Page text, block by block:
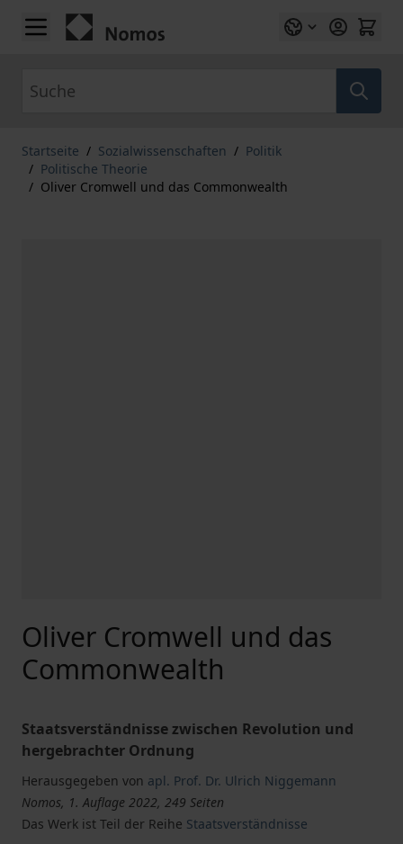
Zum Inhalt springen
Startseite / Sozialwissenschaften / Politik
/ Politische Theorie
/ Oliver Cromwell und das Commonwealth
Oliver Cromwell und das
Commonwealth
Staatsverständnisse zwischen Revolution und
hergebrachter Ordnung
Herausgegeben von apl. Prof. Dr. Ulrich Niggemann
Nomos, 1. Auflage 2022, 249 Seiten
Das Werk ist Teil der Reihe Staatsverständnisse